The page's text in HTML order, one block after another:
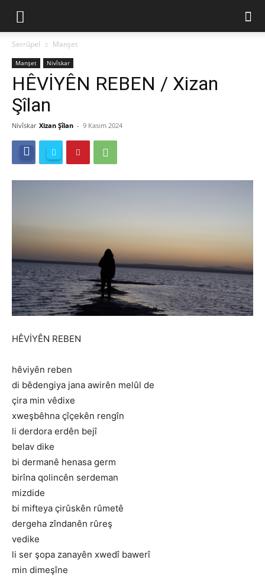
Serrûpel Manşet
Manşet Nivîskar
HÊVİYÊN REBEN / Xizan
Şîlan
Nivîskar Xizan Şîlan - 9 Kasım 2024
HÊVİYÊN REBEN
hêviyên reben
di bêdengiya jana awirên melûl de
çira min vêdixe
xweşbêhna çîçekên rengîn
li derdora erdên bejî
belav dike
bi dermanê henasa germ
birîna qolincên serdeman
mizdide
bi mifteya çirûskên rûmetê
dergeha zîndanên rûreş
vedike
li ser şopa zanayên xwedî bawerî
min dimeşîne